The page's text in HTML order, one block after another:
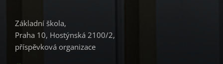
Základní škola,
Praha 10, Hostýnská 2100/2,
příspěvková organizace